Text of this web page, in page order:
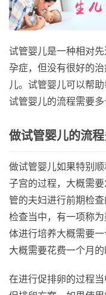
试管婴儿是一种相对
孕症，但没有很好的
儿。试管婴儿可以帮
试管婴儿的流程需要多
做试管婴儿的流
做试管婴儿如果特别
子宫的过程，大概需
管的夫妇进行前期检
检查当中，有一项称
体进行培养大概需要
大概需要花费一个月的
在进行促排卵的过程